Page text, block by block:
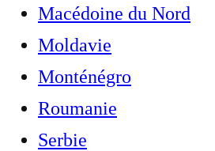
Macédoine du Nord
Moldavie
Monténégro
Roumanie
Serbie